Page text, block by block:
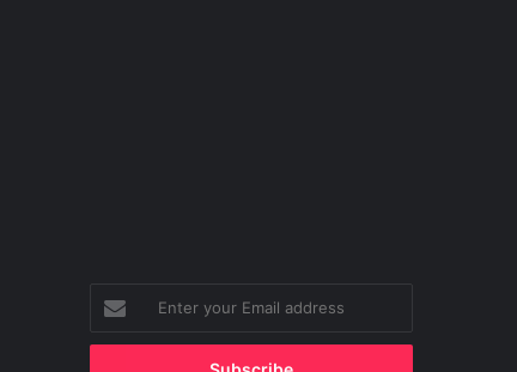
Enter
your
Email